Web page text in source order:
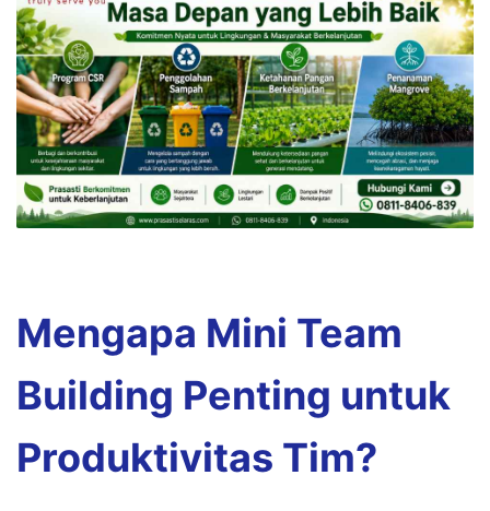
Mengapa Mini Team
Building Penting untuk
Produktivitas Tim?